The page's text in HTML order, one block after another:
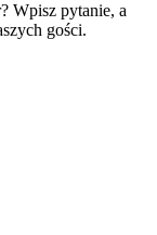
Wpisz pytanie, a
gości.